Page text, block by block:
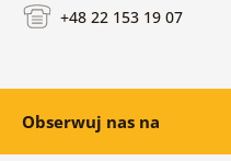
+48 22 153 19 07
Obserwuj nas na